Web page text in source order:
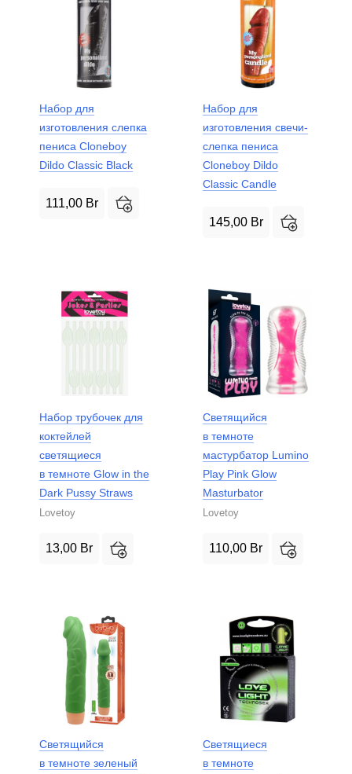
Набор для
изготовления слепка
пениса Cloneboy
Dildo Classic Black
111,00 Br
Набор для
изготовления свечи-
слепка пениса
Cloneboy Dildo
Classic Candle
145,00 Br
Набор трубочек для
коктейлей
светящиеся
в темноте Glow in the
Dark Pussy Straws
Lovetoy
13,00 Br
Светящийся
в темноте
мастурбатор Lumino
Play Pink Glow
Masturbator
Lovetoy
110,00 Br
Светящийся
в темноте зеленый
Светящиеся
в темноте